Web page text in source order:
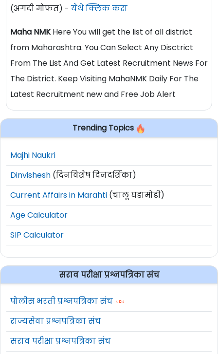
(अगदी मोफत) - येथे क्लिक करा
Maha NMKHere You will get the list of all district
from Maharashtra. You Can Select Any Disctrict
From The List And Get Latest Recruitment News For
The District. Keep Visiting MahaNMK Daily For The
Latest Recruitment new and Free Job Alert
Trending Topics
Majhi Naukri
Dinvishesh (दिनविशेष दिनदर्शिका)
Current Affairs in Marahti (चालू घडामोडी)
Age Calculator
SIP Calculator
सराव परीक्षा प्रश्नपत्रिका संच
पोलीस भरती प्रश्नपत्रिका संच
राज्यसेवा प्रश्नपत्रिका संच
सराव परीक्षा प्रश्नपत्रिका संच